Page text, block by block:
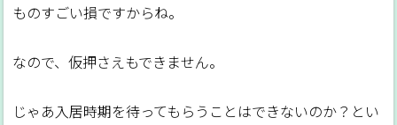
ものすごい損ですからね。
なので、仮押さえもできません。
じゃあ入居時期を待ってもらうことはできないのか？とい